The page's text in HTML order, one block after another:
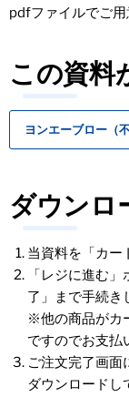
pdfファイルでご用
この資料
ヨンエーブロー（
ダウンロ
当資料を「カー
「レジに進む
了」まで手続き
※他の商品がカ
ですのでお支払
ご注文完了画
ダウンロードし